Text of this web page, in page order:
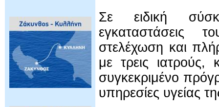
Σε ειδική
εγκαταστάσεις
στελέχωση και
με τρεις
συγκεκριμένο
υπηρεσίες υγείας